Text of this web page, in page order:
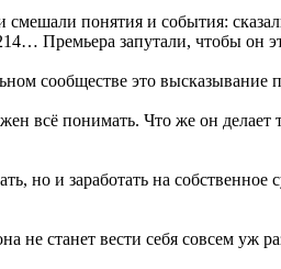
понятия и события:
Премьера запутали, чтобы он
сообществе это высказывание
всё понимать. Что же он делает
но и заработать на
не станет вести себя совсем уж